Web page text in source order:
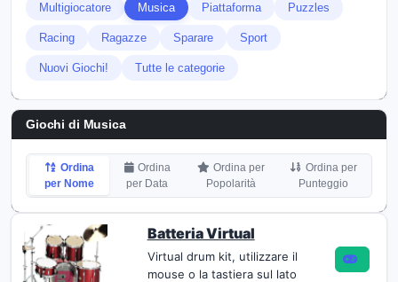
Multigiocatore Musica Piattaforma Puzzles
Racing Ragazze Sparare Sport
Nuovi Giochi! Tutte le categorie
Giochi di Musica
Ordina
per Nome
Ordina
per Data
Ordina per
Popolarità
Ordina per
Punteggio
Batteria Virtual
Virtual drum kit, utilizzare il
mouse o la tastiera sul lato